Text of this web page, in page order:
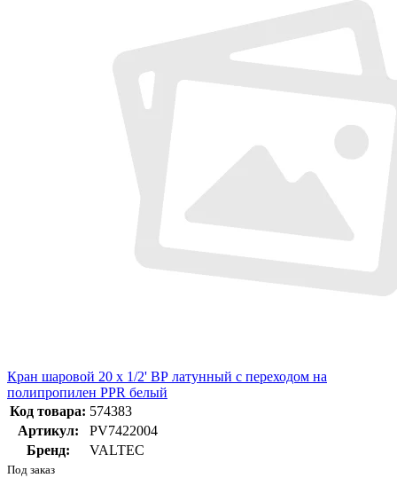
Кран шаровой 20 х 1/2' ВР латунный с переходом на
полипропилен PPR белый
Код товара: 574383
Артикул:
PV7422004
Бренд:
VALTEC
Под заказ